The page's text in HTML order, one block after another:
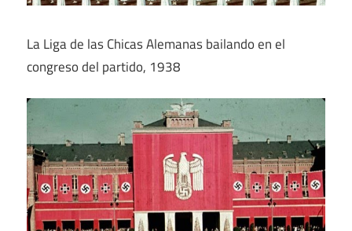
La Liga de las Chicas Alemanas bailando en el
congreso del partido, 1938